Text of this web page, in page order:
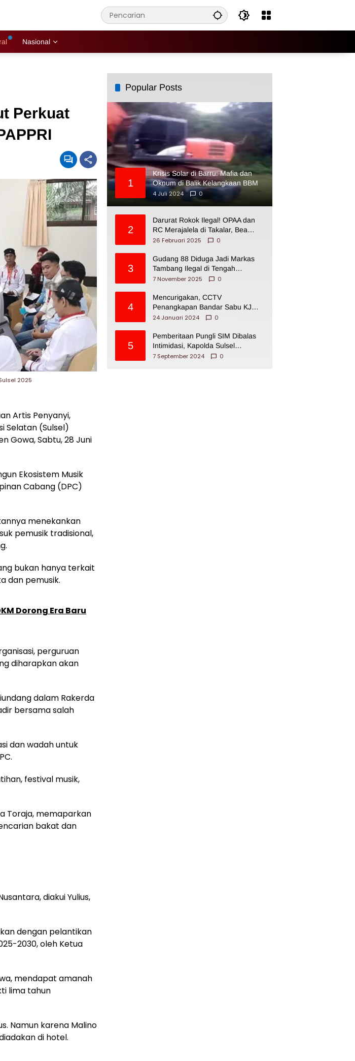
Nasional
Perkuat
2025
Artis Penyanyi,
Selatan (Sulsel)
Gowa, Sabtu, 28 Juni
Ekosistem Musik
Cabang (DPC)
menekankan
pemusik tradisional,
bukan hanya terkait
dan pemusik.
Dorong Era Baru
perguruan
diharapkan akan
dalam Rakerda
bersama salah
dan wadah untuk
festival musik,
Toraja, memaparkan
bakat dan
diakui Yulius,
dengan pelantikan
2030, oleh Ketua
mendapat amanah
lima tahun
Namun karena Malino
di hotel.
Popular Posts
1
Krisis Solar di Barru: Mafia dan
Oknum di Balik Kelangkaan BBM
4 Juli 2024
0
2
Darurat Rokok Ilegal! OPAA dan
RC Merajalela di Takalar, Bea
Cukai Impoten
26 Februari 2025 0
3
Gudang 88 Diduga Jadi Markas
Tambang Ilegal di Tengah
Permukiman Warga Makassar
7 November 2025 0
4
Mencurigakan, CCTV
Penangkapan Bandar Sabu KJ
Disita Oknum BNNP Sulsel
24 Januari 2024 0
5
Pemberitaan Pungli SIM Dibalas
Intimidasi, Kapolda Sulsel
Dikecam PJI Sulsel
7 September 2024 0